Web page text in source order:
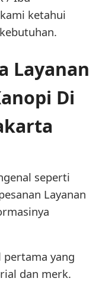
ketahui
Layanan
Di
seperti
Layanan
yang
dan merk.